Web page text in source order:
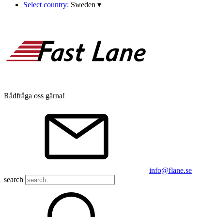
Select country: Sweden ▾
Rådfråga oss gärna!
info@flane.se
search